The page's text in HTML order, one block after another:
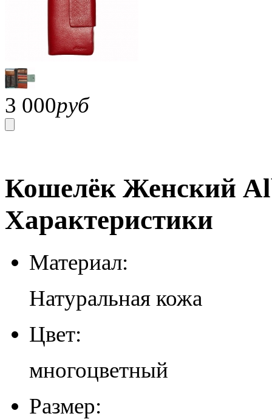
3 000руб
Кошелёк Женский
Характеристики
Материал:
Натуральная кожа
Цвет:
многоцветный
Размер: